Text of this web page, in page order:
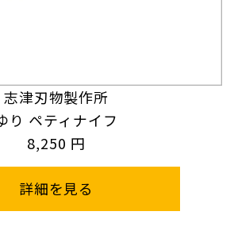
志津刃物製作所
り ペティナイフ
8,250 円
詳細を見る